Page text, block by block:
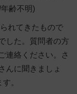
齢不明)
れてきたもので
した。質問者の方
連絡ください。さ
んに聞きましょ
。